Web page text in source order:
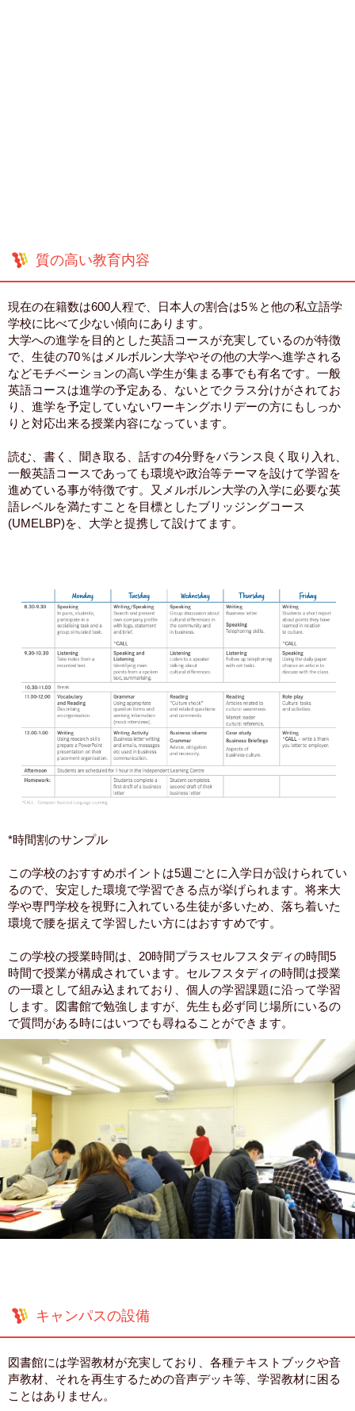
質の高い教育内容
現在の在籍数は600人程で、日本人の割合は5％と他の私立語学
学校に比べて少ない傾向にあります。
大学への進学を目的とした英語コースが充実しているのが特徴
で、生徒の70％はメルボルン大学やその他の大学へ進学される
などモチベーションの高い学生が集まる事でも有名です。一般
英語コースは進学の予定ある、ないとでクラス分けがされてお
り、進学を予定していないワーキングホリデーの方にもしっか
りと対応出来る授業内容になっています。
読む、書く、聞き取る、話すの4分野をバランス良く取り入れ、
一般英語コースであっても環境や政治等テーマを設けて学習を
進めている事が特徴です。又メルボルン大学の入学に必要な英
語レベルを満たすことを目標としたブリッジングコース
(UMELBP)を、大学と提携して設けてます。
*時間割のサンプル
この学校のおすすめポイントは5週ごとに入学日が設けられてい
るので、安定した環境で学習できる点が挙げられます。将来大
学や専門学校を視野に入れている生徒が多いため、落ち着いた
環境で腰を据えて学習したい方にはおすすめです。
この学校の授業時間は、20時間プラスセルフスタディの時間5
時間で授業が構成されています。セルフスタディの時間は授業
の一環として組み込まれており、個人の学習課題に沿って学習
します。図書館で勉強しますが、先生も必ず同じ場所にいるの
で質問がある時にはいつでも尋ねることができます。
キャンパスの設備
図書館には学習教材が充実しており、各種テキストブックや音
声教材、それを再生するための音声デッキ等、学習教材に困る
ことはありません。